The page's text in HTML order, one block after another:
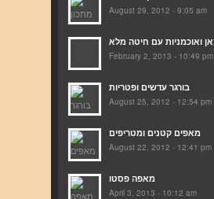
August 29, 2012 - 9:05 am
February 2, 2013 - 10:49 pm
בורגר עדשים ופטריות
August 25, 2012 - 12:54 pm
מאפים קטנים ומטריפים
August 22, 2012 - 12:41 pm
מאפה פסטו
April 3, 2013 - 10:12 am